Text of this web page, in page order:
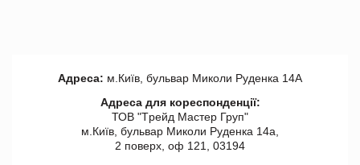
Адреса: м.Київ, бульвар Миколи Руденка 14А
Адреса для кореспонденції:
ТОВ "Tрейд Мастер Груп"
м.Київ, бульвар Миколи Руденка 14а,
2 поверх, оф 121, 03194